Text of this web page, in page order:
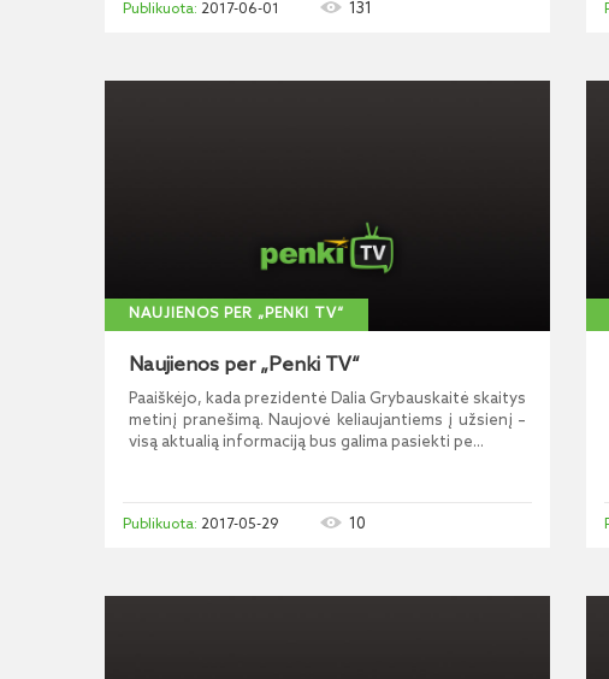
2017-06-01 131
NAUJIENOS PER „PENKI TV“
Naujienos per „Penki TV“
Paaiškėjo, kada prezidentė Dalia Grybauskaitė skaitys
metinį pranešimą. Naujovė keliaujantiems į užsienį –
visą aktualią informaciją bus galima pasiekti pe...
2017-05-29 10